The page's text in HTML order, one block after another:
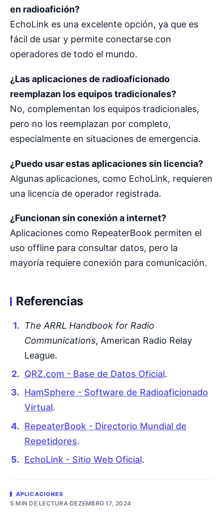
en radioafición?
EchoLink es una excelente opción, ya que es
fácil de usar y permite conectarse con
operadores de todo el mundo.
¿Las aplicaciones de radioaficionado
reemplazan los equipos tradicionales?
No, complementan los equipos tradicionales,
pero no los reemplazan por completo,
especialmente en situaciones de emergencia.
¿Puedo usar estas aplicaciones sin licencia?
Algunas aplicaciones, como EchoLink, requieren
una licencia de operador registrada.
¿Funcionan sin conexión a internet?
Aplicaciones como RepeaterBook permiten el
uso offline para consultar datos, pero la
mayoría requiere conexión para comunicación.
Referencias
The ARRL Handbook for Radio
Communications, American Radio Relay
League.
QRZ.com - Base de Datos Oficial.
HamSphere - Software de Radioaficionado
Virtual.
RepeaterBook - Directorio Mundial de
Repetidores.
EchoLink - Sitio Web Oficial.
APLICACIONES
5 MIN DE LECTURA·DEZEMBRO 17, 2024